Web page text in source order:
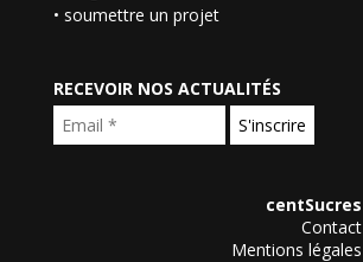
• soumettre un projet
RECEVOIR NOS ACTUALITÉS
centSucres
Contact
Mentions légales